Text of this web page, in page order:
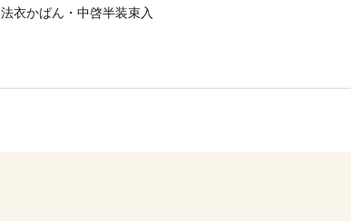
法衣かばん・中啓半装束入